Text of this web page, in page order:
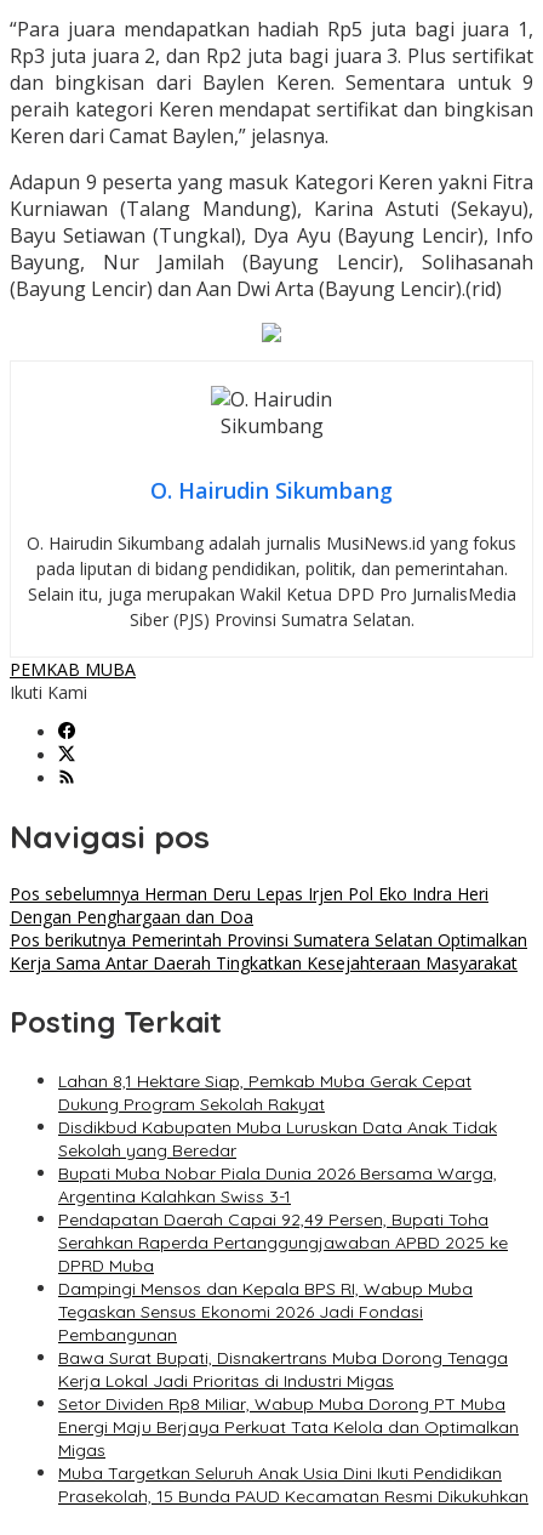
“Para juara mendapatkan hadiah Rp5 juta bagi juara 1,
Rp3 juta juara 2, dan Rp2 juta bagi juara 3. Plus sertifikat
dan bingkisan dari Baylen Keren. Sementara untuk 9
peraih kategori Keren mendapat sertifikat dan bingkisan
Keren dari Camat Baylen,” jelasnya.
Adapun 9 peserta yang masuk Kategori Keren yakni Fitra
Kurniawan (Talang Mandung), Karina Astuti (Sekayu),
Bayu Setiawan (Tungkal), Dya Ayu (Bayung Lencir), Info
Bayung, Nur Jamilah (Bayung Lencir), Solihasanah
(Bayung Lencir) dan Aan Dwi Arta (Bayung Lencir).(rid)
O. Hairudin Sikumbang
O. Hairudin Sikumbang adalah jurnalis MusiNews.id yang fokus
pada liputan di bidang pendidikan, politik, dan pemerintahan.
Selain itu, juga merupakan Wakil Ketua DPD Pro JurnalisMedia
Siber (PJS) Provinsi Sumatra Selatan.
PEMKAB MUBA
Ikuti Kami
Navigasi pos
Pos sebelumnya Herman Deru Lepas Irjen Pol Eko Indra Heri
Dengan Penghargaan dan Doa
Pos berikutnya Pemerintah Provinsi Sumatera Selatan Optimalkan
Kerja Sama Antar Daerah Tingkatkan Kesejahteraan Masyarakat
Posting Terkait
Lahan 8,1 Hektare Siap, Pemkab Muba Gerak Cepat
Dukung Program Sekolah Rakyat
Disdikbud Kabupaten Muba Luruskan Data Anak Tidak
Sekolah yang Beredar
Bupati Muba Nobar Piala Dunia 2026 Bersama Warga,
Argentina Kalahkan Swiss 3-1
Pendapatan Daerah Capai 92,49 Persen, Bupati Toha
Serahkan Raperda Pertanggungjawaban APBD 2025 ke
DPRD Muba
Dampingi Mensos dan Kepala BPS RI, Wabup Muba
Tegaskan Sensus Ekonomi 2026 Jadi Fondasi
Pembangunan
Bawa Surat Bupati, Disnakertrans Muba Dorong Tenaga
Kerja Lokal Jadi Prioritas di Industri Migas
Setor Dividen Rp8 Miliar, Wabup Muba Dorong PT Muba
Energi Maju Berjaya Perkuat Tata Kelola dan Optimalkan
Migas
Muba Targetkan Seluruh Anak Usia Dini Ikuti Pendidikan
Prasekolah, 15 Bunda PAUD Kecamatan Resmi Dikukuhkan